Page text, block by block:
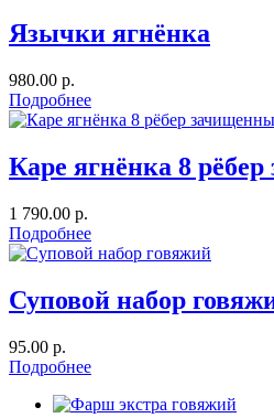
Язычки ягнёнка
980.00 р.
Подробнее
Каре ягнёнка 8
1 790.00 р.
Подробнее
Суповой набор
95.00 р.
Подробнее